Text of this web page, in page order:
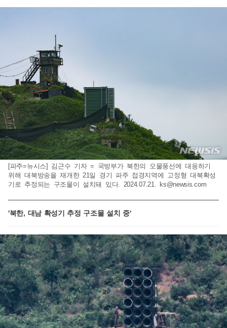
[파주=뉴시스] 김근수 기자 = 국방부가 북한의 오물풍선에 대응하기
위해 대북방송을 재개한 21일 경기 파주 접경지역에 고정형 대북확성
기로 추정되는 구조물이 설치돼 있다. 2024.07.21.
ks@newsis.com
'북한, 대남 확성기 추정 구조물 설치 중'